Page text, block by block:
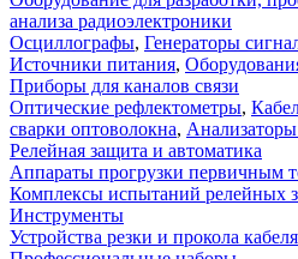
анализа радиоэлектроники
Осциллографы, Генераторы
Источники питания,
Приборы для каналов связи
Оптические рефлектометры,
сварки оптоволокна, Анализаторы
Релейная защита и автоматика
Аппараты прогрузки первичным
Комплексы испытаний релейных
Инструменты
Устройства резки и прокола кабеля